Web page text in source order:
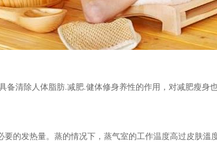
清除人体脂肪.减肥.健体修身养性的作用，对减肥瘦身也
的发热量。蒸的情况下，蒸气室的工作温度高过皮肤